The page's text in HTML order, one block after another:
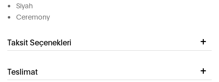
Siyah
Ceremony
Taksit Seçenekleri
Teslimat